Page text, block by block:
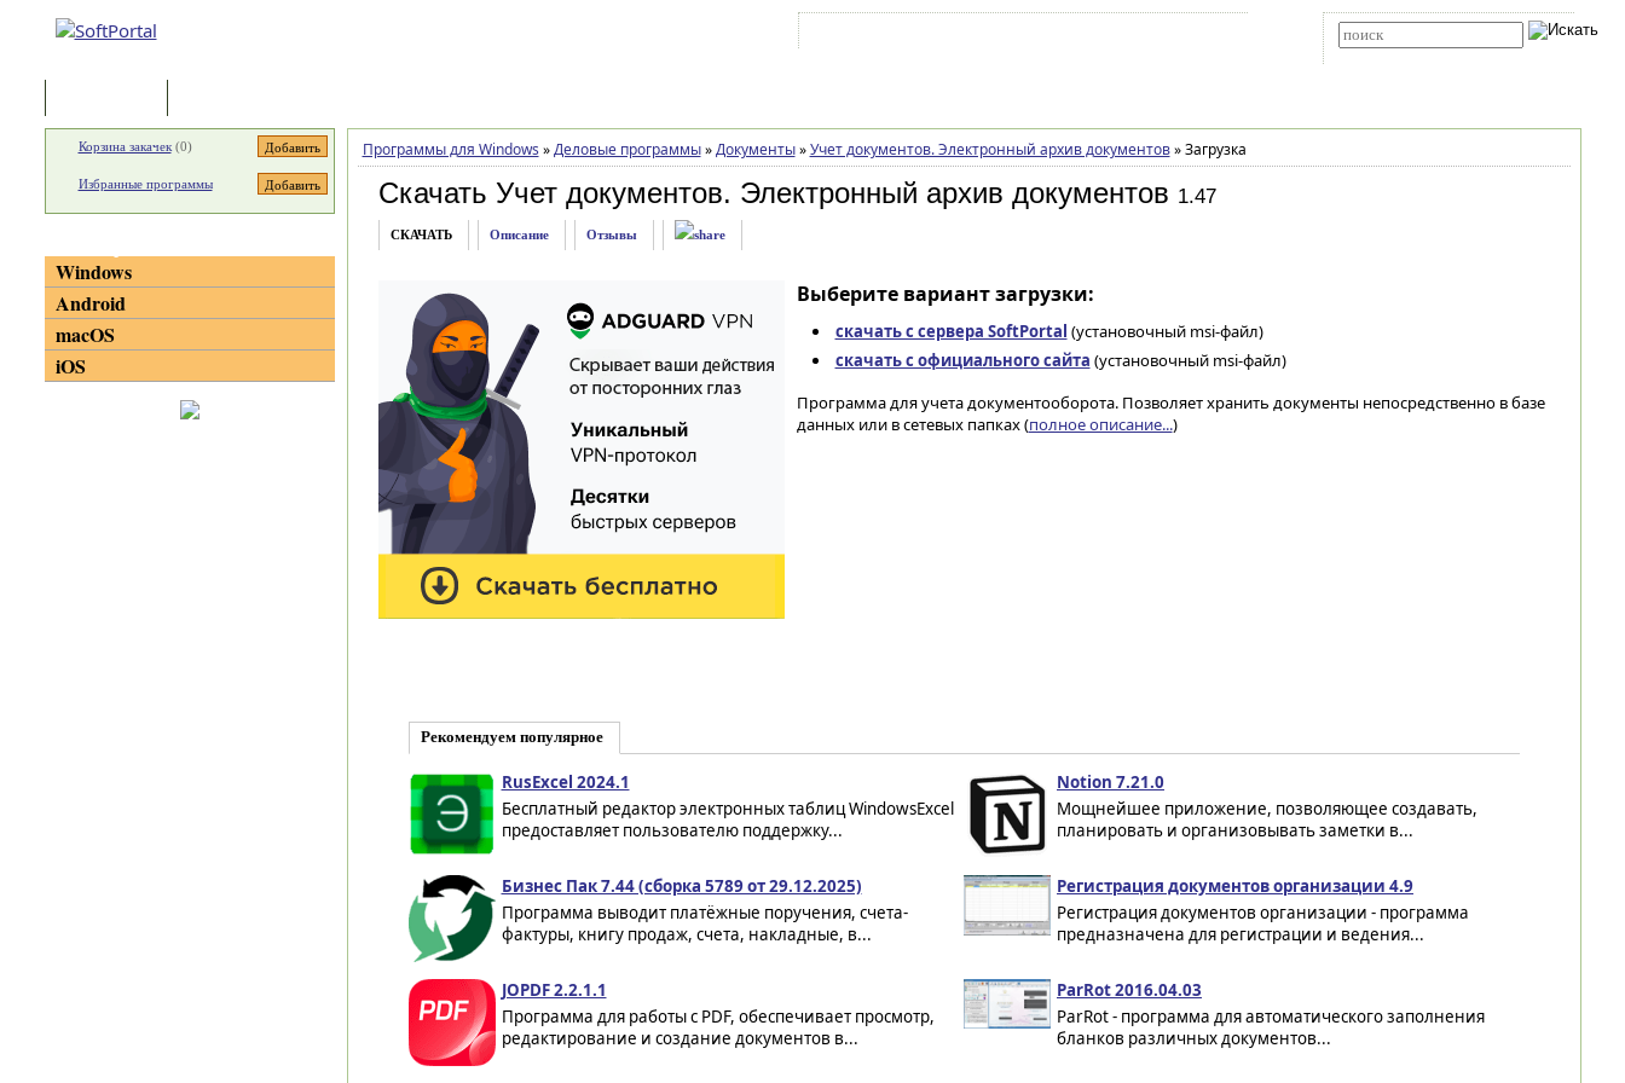
Программы для Windows » Деловые программы » Документы » Учет документов. Электронный архив документов »Загрузка
Скачать Учет документов. Электронный архив документов 1.47
СКАЧАТЬ Описание Отзывы
Выберите вариант загрузки:
скачать с сервера SoftPortal (установочный msi-файл)
скачать с официального сайта (установочный msi-файл)
Программа для учета документооборота. Позволяет хранить документы непосредственно в базе
данных или в сетевых папках (полное описание...)
Рекомендуем популярное
RusExcel 2024.1
Бесплатный редактор электронных таблиц WindowsExcel
предоставляет пользователю поддержку...
Notion 7.21.0
Мощнейшее приложение, позволяющее создавать,
планировать и организовывать заметки в...
Бизнес Пак 7.44 (сборка 5789 от 29.12.2025)
Программа выводит платёжные поручения, счета-
фактуры, книгу продаж, счета, накладные, в...
Регистрация документов организации 4.9
Регистрация документов организации - программа
предназначена для регистрации и ведения...
JOPDF 2.2.1.1
Программа для работы с PDF, обеспечивает просмотр,
редактирование и создание документов в...
ParRot 2016.04.03
ParRot - программа для автоматического заполнения
бланков различных документов...
Корзина закачек(0)
Избранные программы
Windows
Android
macOS
iOS